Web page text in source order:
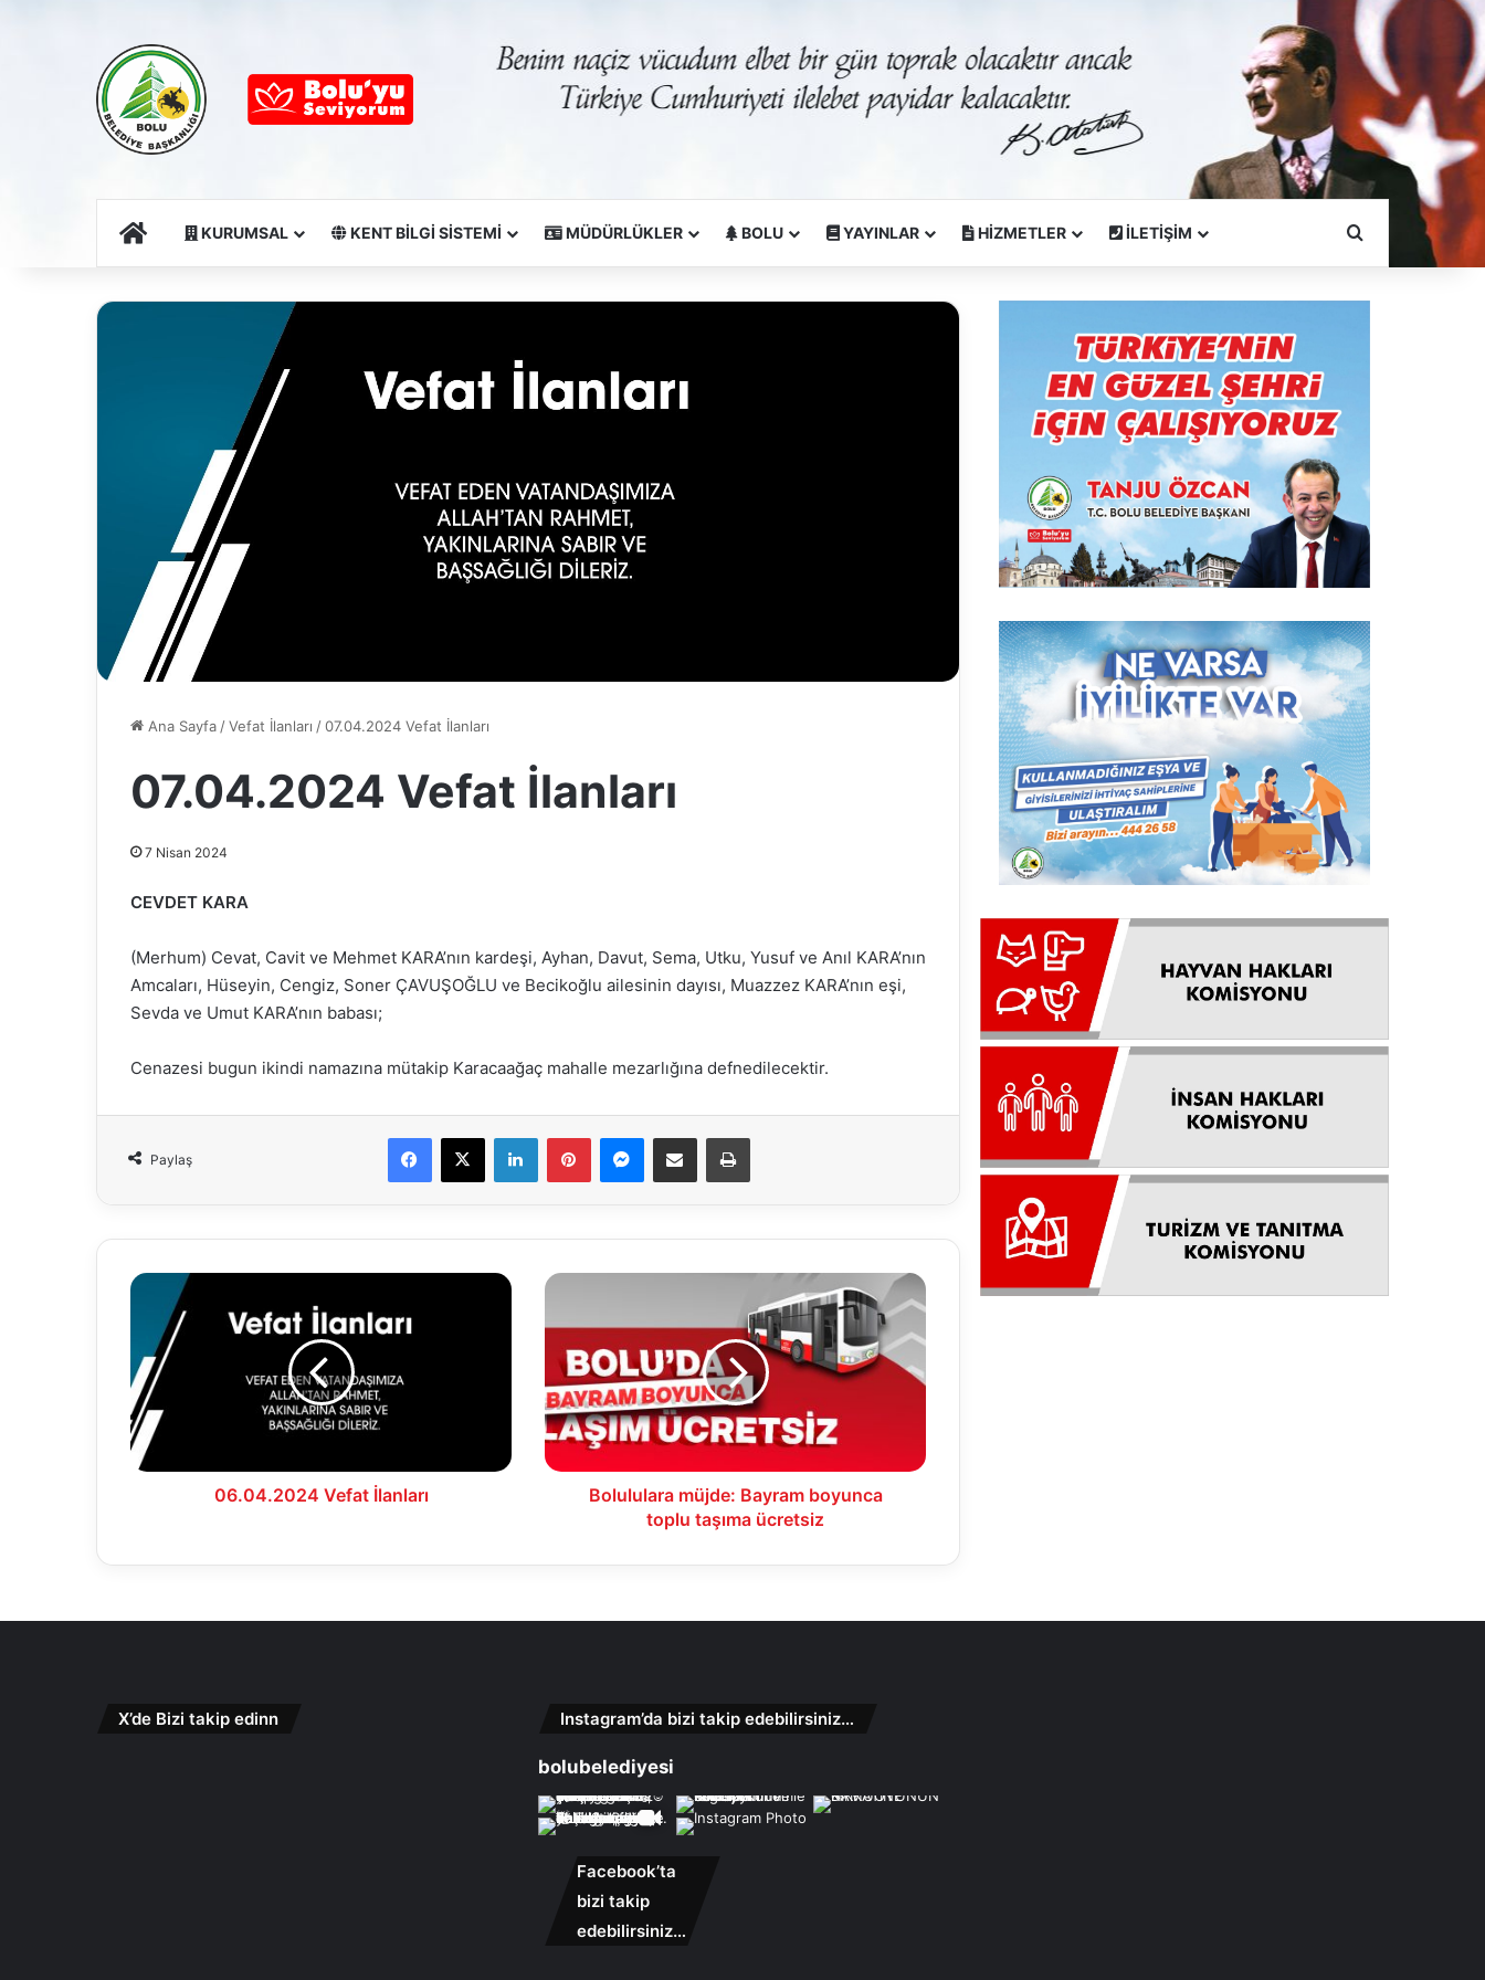
Ana SayfaKURUMSAL KENT BİLGİ SİSTEMİ MÜDÜRLÜKLER BOLU YAYINLAR HİZMETLER İLETİŞİM Arama Yapın
Ana Sayfa/Vefat İlanları /07.04.2024 Vefat İlanları
07.04.2024 Vefat İlanları
7 Nisan 2024
CEVDET KARA
(Merhum) Cevat, Cavit ve Mehmet KARA’nın kardeşi, Ayhan, Davut, Sema, Utku, Yusuf ve Anıl KARA’nın
Amcaları, Hüseyin, Cengiz, Soner ÇAVUŞOĞLU ve Becikoğlu ailesinin dayısı, Muazzez KARA’nın eşi,
Sevda ve Umut KARA’nın babası;
Cenazesi bugun ikindi namazına mütakip Karacaağaç mahalle mezarlığına defnedilecektir.
Paylaş
Facebook
X LinkedInPinterestMessenger
E-Mail ile paylaş Yazdır
06.04.2024
İlanları
06.04.2024 Vefat İlanları
Bolululara
Bayram
boyunca
toplu
taşıma
ücretsiz
Bolululara müjde: Bayram boyunca
toplu taşıma ücretsiz
X’de Bizi takip edinn Instagram’da bizi takip edebilirsiniz…
bolubelediyesi
Facebook’ta
bizi takip
edebilirsiniz…